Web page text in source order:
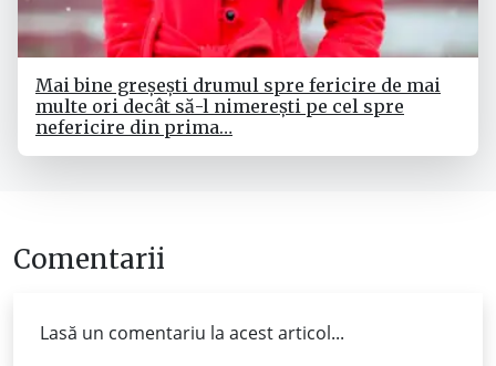
Mai bine greșești drumul spre fericire de mai
multe ori decât să-l nimerești pe cel spre
nefericire din prima…
Comentarii
Lasă un comentariu la acest articol...